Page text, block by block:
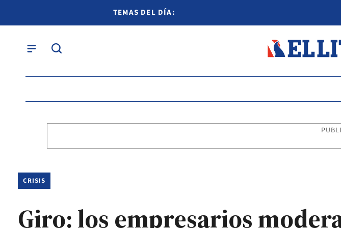
TEMAS DEL DÍA:
CRISIS
Giro: los empresarios